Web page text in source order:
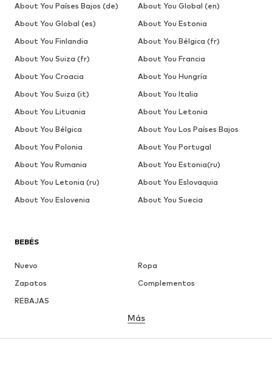
BEBÉS
Nuevo
Ropa
Zapatos
Complementos
REBAJAS
Más
About You Países Bajos (de)
About You Global (en)
About You Global (es)
About You Estonia
About You Finlandia
About You Bélgica (fr)
About You Suiza (fr)
About You Francia
About You Croacia
About You Hungría
About You Suiza (it)
About You Italia
About You Lituania
About You Letonia
About You Bélgica
About You Los Países Bajos
About You Polonia
About You Portugal
About You Rumania
About You Estonia(ru)
About You Letonia (ru)
About You Eslovaquia
About You Eslovenia
About You Suecia